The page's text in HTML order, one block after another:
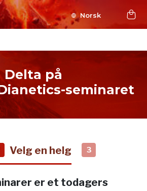
Norsk
Delta på
seminaret
Velg en helg 3
er et todagers